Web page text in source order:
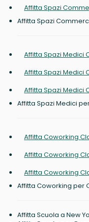
Affitta Spazi
Affitta Spazi
Affitta Spazi Medici
Affitta Spazi Medici
Affitta Spazi Medici
Affitta Spazi Medici
Affitta Coworking
Affitta Coworking
Affitta Coworking
Affitta Coworking per
Affitta Scuola a New